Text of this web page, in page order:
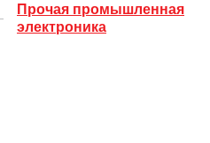
Прочая промышленная
электроника